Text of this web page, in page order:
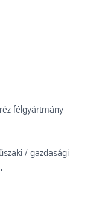
félgyártmány
/ gazdasági